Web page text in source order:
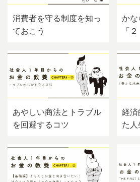
消費者を守る制度を知っ
ておこう
かな
「
あやしい商法とトラブル
を回避するコツ
経済
た